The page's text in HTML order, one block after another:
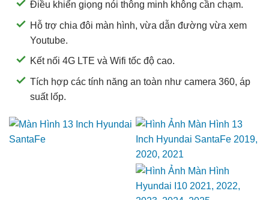
Điều khiển giọng nói thông minh không cần chạm.
Hỗ trợ chia đôi màn hình, vừa dẫn đường vừa xem
Youtube.
Kết nối 4G LTE và Wifi tốc độ cao.
Tích hợp các tính năng an toàn như camera 360, áp
suất lốp.